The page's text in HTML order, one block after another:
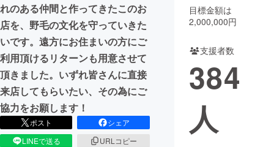
CAMPFIRE for Social Good
CAMPFIRE Creation
CAMPFIREふるさと納税machi-ya コミュニティ
れのある仲間と作ってきたこのお
店を、野毛の文化を守っていきた
いです。遠方にお住まいの方にご
利用頂けるリターンも用意させて
頂きました。いずれ皆さんに直接
来店してもらいたい、その為にご
協力をお願します！
ポスト
シェア
LINEで送る
URLコピー
目標金額は
2,000,000円
支援者数
384
人